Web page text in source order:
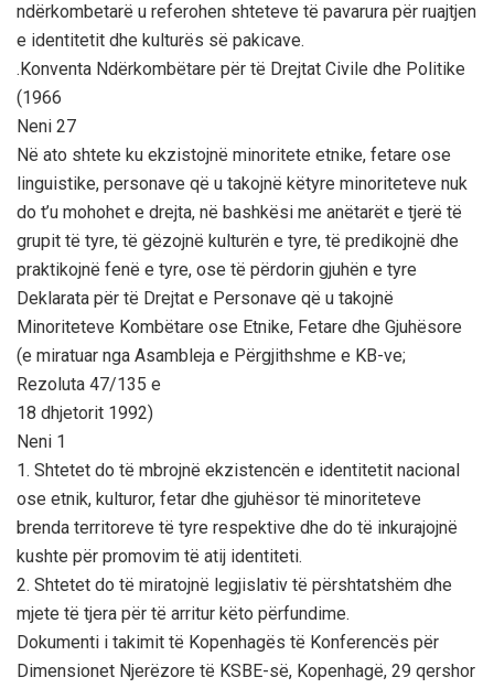
ndërkombetarë u referohen shteteve të pavarura për ruajtjen
e identitetit dhe kulturës së pakicave.
.Konventa Ndërkombëtare për të Drejtat Civile dhe Politike
(1966
Neni 27
Në ato shtete ku ekzistojnë minoritete etnike, fetare ose
linguistike, personave që u takojnë këtyre minoriteteve nuk
do t’u mohohet e drejta, në bashkësi me anëtarët e tjerë të
grupit të tyre, të gëzojnë kulturën e tyre, të predikojnë dhe
praktikojnë fenë e tyre, ose të përdorin gjuhën e tyre
Deklarata për të Drejtat e Personave që u takojnë
Minoriteteve Kombëtare ose Etnike, Fetare dhe Gjuhësore
(e miratuar nga Asambleja e Përgjithshme e KB-ve;
Rezoluta 47/135 e
18 dhjetorit 1992)
Neni 1
1. Shtetet do të mbrojnë ekzistencën e identitetit nacional
ose etnik, kulturor, fetar dhe gjuhësor të minoriteteve
brenda territoreve të tyre respektive dhe do të inkurajojnë
kushte për promovim të atij identiteti.
2. Shtetet do të miratojnë legjislativ të përshtatshëm dhe
mjete të tjera për të arritur këto përfundime.
Dokumenti i takimit të Kopenhagës të Konferencës për
Dimensionet Njerëzore të KSBE-së, Kopenhagë, 29 qershor